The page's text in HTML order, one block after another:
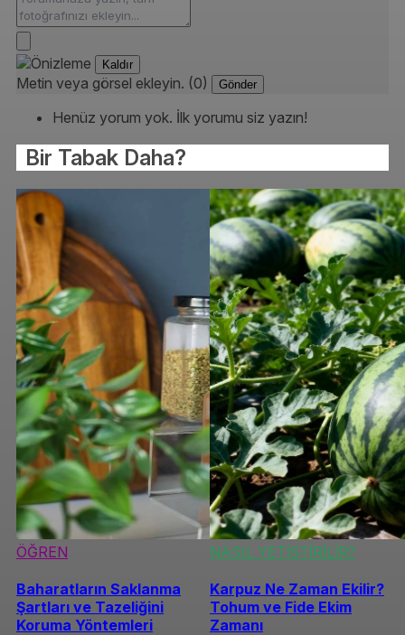
Kaldır
Metin veya görsel ekleyin. (0) Gönder
Henüz yorum yok. İlk yorumu siz yazın!
Bir Tabak Daha?
ÖĞREN
Baharatların Saklanma
Şartları ve Tazeliğini
Koruma Yöntemleri
NASIL YETİŞTİRİLİR?
Karpuz Ne Zaman Ekilir?
Tohum ve Fide Ekim
Zamanı